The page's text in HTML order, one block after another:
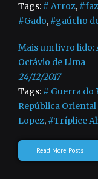
Tags: # Arroz,
#Gado, #gaúcho
Mais um livro lido:
Octávio de Lima
24/12/2017
Tags: # Guerra do
República
Lopez, #Tríplice
Read More Posts